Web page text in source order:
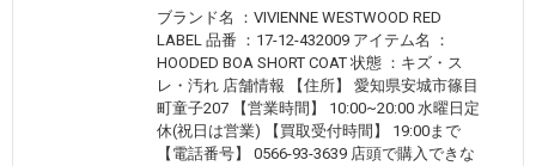
ブランド名 ：VIVIENNE WESTWOOD RED
LABEL 品番 ：17-12-432009 アイテム名 ：
HOODED BOA SHORT COAT 状態 ：キズ・ス
レ・汚れ 店舗情報 【住所】 愛知県安城市篠目
町童子207 【営業時間】 10:00~20:00 水曜日定
休(祝日は営業) 【買取受付時間】 19:00まで
【電話番号】 0566-93-3639 店頭で購入できな